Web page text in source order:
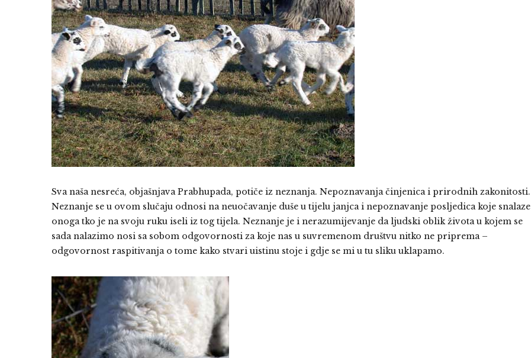
Sva naša nesreća, objašnjava Prabhupada, potiče iz neznanja. Nepoznavanja činjenica i prirodnih zakonitosti.
Neznanje se u ovom slučaju odnosi na neuočavanje duše u tijelu janjca i nepoznavanje posljedica koje snalaze
onoga tko je na svoju ruku iseli iz tog tijela. Neznanje je i nerazumijevanje da ljudski oblik života u kojem se
sada nalazimo nosi sa sobom odgovornosti za koje nas u suvremenom društvu nitko ne priprema –
odgovornost raspitivanja o tome kako stvari uistinu stoje i gdje se mi u tu sliku uklapamo.